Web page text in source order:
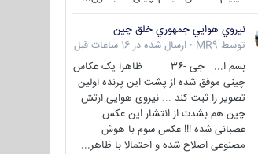
نيروي هوايي جمهوري خلق چين
توسط MR9
· ارسال شده در 16 ساعات قبل
بسم ا... جی -36 ظاهرا یک عکاس
چینی موفق شده از پشت این پرنده اولین
تصویر را ثبت کند ... نیروی هوایی ارتش
چین هم بشدت از انتشار این عکس
عصبانی شده !!! عکس سوم با هوش
مصنوعی اصلاح شده و احتمالا با ظاهر...